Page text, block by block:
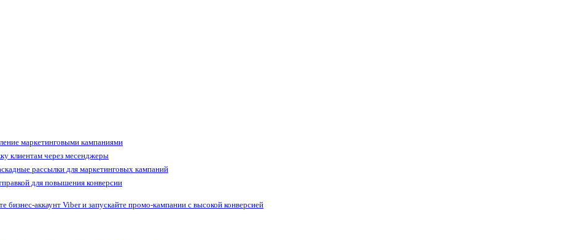
маркетинговыми кампаниями
клиентам через месенджеры
рассылки для маркетинговых кампаний
для повышения конверсии
бизнес-аккаунт Viber и запускайте промо-кампании с высокой конверсией